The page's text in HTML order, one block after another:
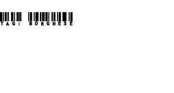
TAG: BORGHESE